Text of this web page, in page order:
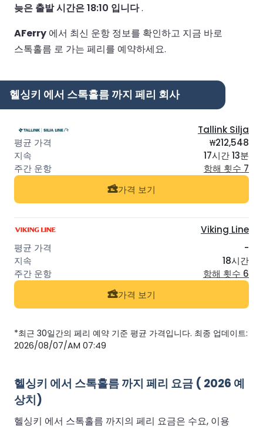
늦은 출발 시간은 18:10 입니다.
AFerry 에서 최신 운항 정보를 확인하고 지금 바로
스톡홀름 로 가는 페리를 예약하세요.
헬싱키 에서 스톡홀름 까지 페리 회사
Tallink Silja
₩212,548
17시간 13분
항해 횟수 7
가격 보기
Viking Line
-
18시간
항해 횟수 6
가격 보기
*최근 30일간의 페리 예약 기준 평균 가격입니다. 최종 업데이트:
2026/08/07/AM 07:49
헬싱키 에서 스톡홀름 까지 페리 요금 ( 2026 예
상치)
헬싱키 에서 스톡홀름 까지의 페리 요금은 수요, 이용